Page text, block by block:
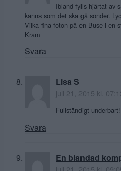
Ibland fylls hjärtat av
känns som det ska gå sönder.
Vilka fina foton på en Buse i en
Kram
Svara
Lisa S
juli 21, 2015 kl.
Fullständigt
Svara
En blandad